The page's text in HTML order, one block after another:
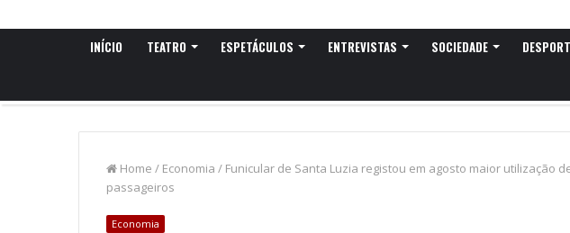
INÍCIO TEATRO ESPETÁCULOS ENTREVISTAS SOCIEDADE
Home / Economia / Funicular de Santa Luzia registou em agosto maior utilização
passageiros
Economia